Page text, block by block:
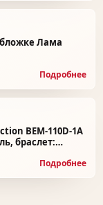
Лама
Подробнее
BEM-110D-1A
браслет:
Подробнее